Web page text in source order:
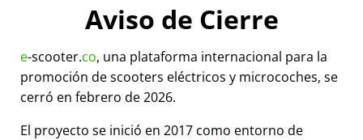
Aviso de Cierre
e-scooter.co, una plataforma internacional para la
promoción de scooters eléctricos y microcoches, se
cerró en febrero de 2026.
El proyecto se inició en 2017 como entorno de